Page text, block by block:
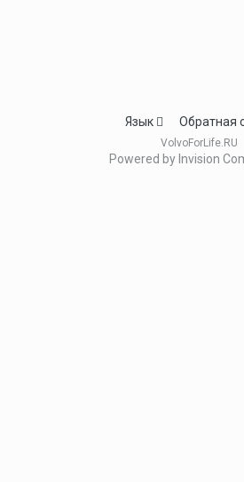
Язык Обратная
VolvoForLife.RU
Powered by Invision